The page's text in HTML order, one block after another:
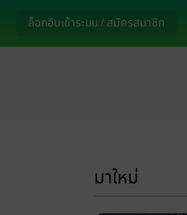
ล็อกอินเข้าระบบ / สมัครสมาชิก
มาใหม่